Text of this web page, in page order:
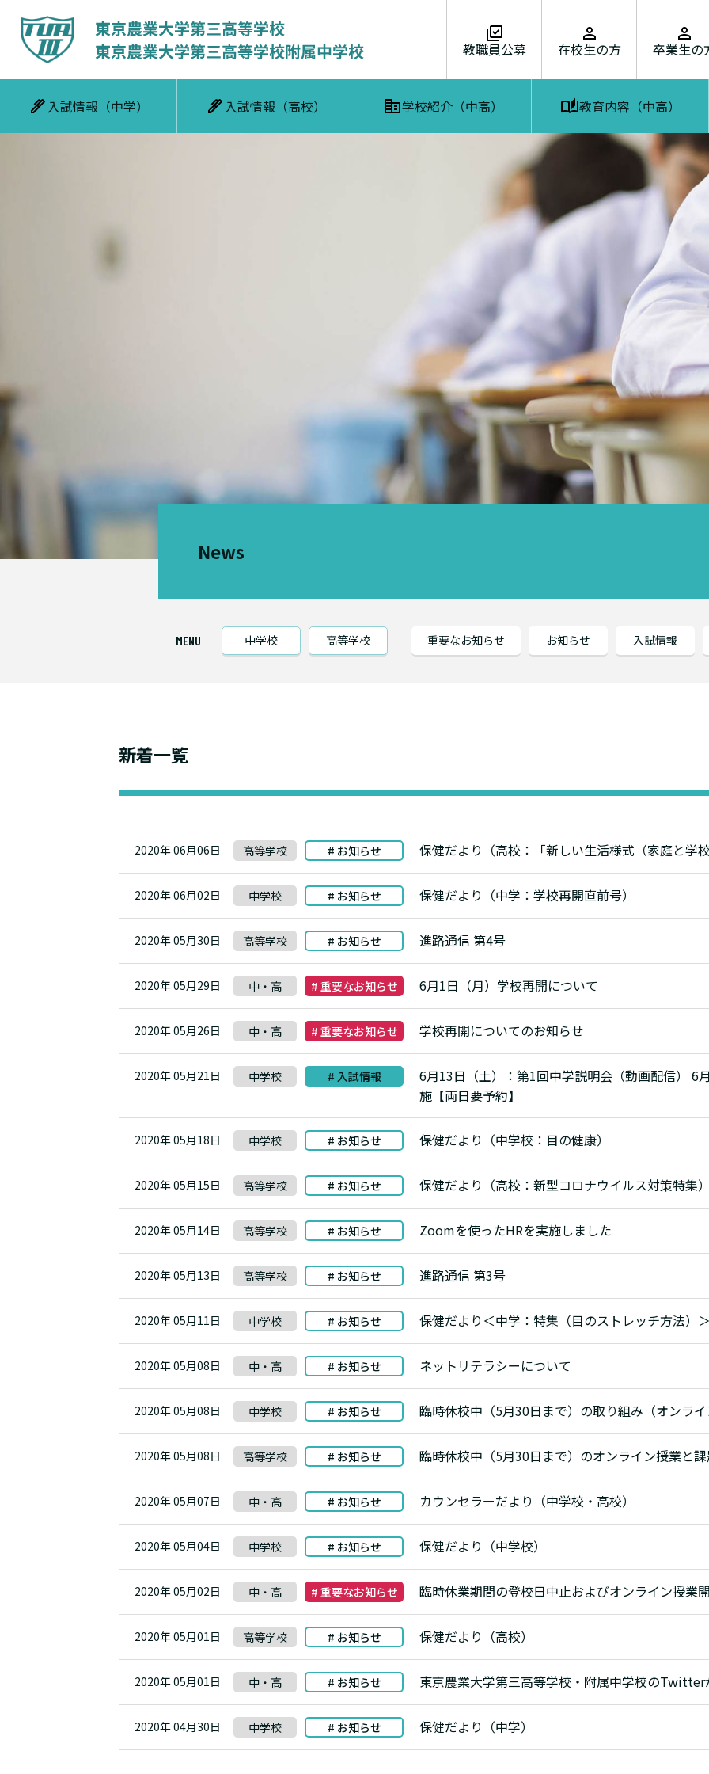
教職員公募 在校生の方 卒業生の
入試情報（中学） 入試情報（高校） 学校紹介（中高） 教育内容（中高）
News
MENU 中学校 高等学校 重要なお知らせ お知らせ 入試情報
新着一覧
保健だより（高校：「新しい生活様式（家庭と学校
2020年 06月06日 高等学校 # お知らせ
保健だより（中学：学校再開直前号）
2020年 06月02日 中学校 # お知らせ
進路通信 第4号
2020年 05月30日 高等学校 # お知らせ
6月1日（月）学校再開について
2020年 05月29日 中・高 # 重要なお知らせ
学校再開についてのお知らせ
2020年 05月26日 中・高 # 重要なお知らせ
6月13日（土）：第1回中学説明会（動画配信） 6
施【両日要予約】
2020年 05月21日 中学校 # 入試情報
保健だより（中学校：目の健康）
2020年 05月18日 中学校 # お知らせ
保健だより（高校：新型コロナウイルス対策特集）
2020年 05月15日 高等学校 # お知らせ
Zoomを使ったHRを実施しました
2020年 05月14日 高等学校 # お知らせ
進路通信 第3号
2020年 05月13日 高等学校 # お知らせ
保健だより＜中学：特集（目のストレッチ方法）＞
2020年 05月11日 中学校 # お知らせ
ネットリテラシーについて
2020年 05月08日 中・高 # お知らせ
臨時休校中（5月30日まで）の取り組み（オンライ
2020年 05月08日 中学校 # お知らせ
臨時休校中（5月30日まで）のオンライン授業と
2020年 05月08日 高等学校 # お知らせ
カウンセラーだより（中学校・高校）
2020年 05月07日 中・高 # お知らせ
保健だより（中学校）
2020年 05月04日 中学校 # お知らせ
臨時休業期間の登校日中止およびオンライン授業
2020年 05月02日 中・高 # 重要なお知らせ
保健だより（高校）
2020年 05月01日 高等学校 # お知らせ
東京農業大学第三高等学校・附属中学校のTwitter
2020年 05月01日 中・高 # お知らせ
保健だより（中学）
2020年 04月30日 中学校 # お知らせ